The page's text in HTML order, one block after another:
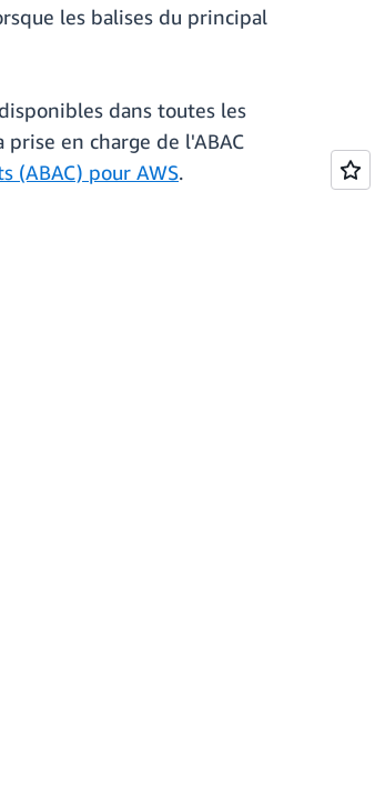
les balises du principal
dans toutes les
prise en charge de l'ABAC
(ABAC) pour AWS.